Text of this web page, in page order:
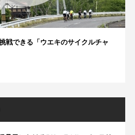
戦できる「ウエキのサイクルチャ